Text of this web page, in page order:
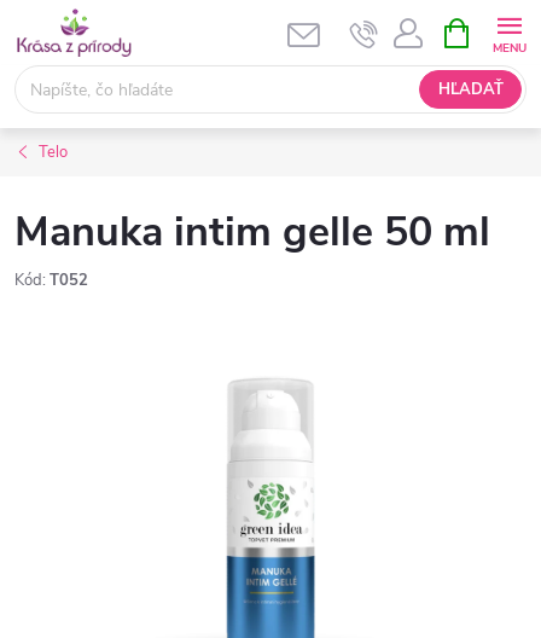
obsah
HĽADAŤ
KOŠÍK
Telo
Manuka intim gelle 50 ml
Kód: T052